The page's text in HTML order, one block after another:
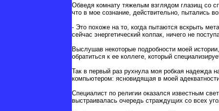
Обведя комнату тяжелым взглядом глазищ со
что в мое сознание, действительно, пытались
- Это похоже на то, когда пытаются вскрыть
сейчас энергетический колпак, ничего не
Выслушав некоторые подробности моей
обратиться к ее коллеге, который
Так в первый раз рухнула моя робкая надежда
компьютером: ясновидящая в моей
Специалист по религии оказался известным
выстраивалась очередь страждущих со всех